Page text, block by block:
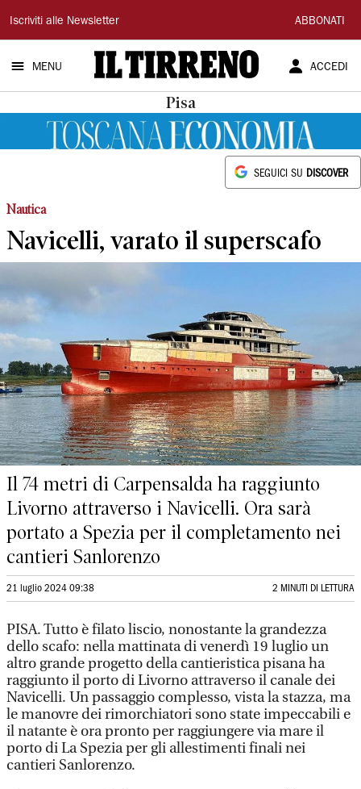
Il
Tirreno
Iscriviti alle Newsletter ABBONATI
MENU ACCEDI
Pisa
SEGUICI SU DISCOVER
Nautica
Navicelli, varato il superscafo
Il 74 metri di Carpensalda ha raggiunto
Livorno attraverso i Navicelli. Ora sarà
portato a Spezia per il completamento nei
cantieri Sanlorenzo
21 luglio 2024 09:38 2 MINUTI DI LETTURA
PISA. Tutto è filato liscio, nonostante la grandezza
dello scafo: nella mattinata di venerdì 19 luglio un
altro grande progetto della cantieristica pisana ha
raggiunto il porto di Livorno attraverso il canale dei
Navicelli. Un passaggio complesso, vista la stazza, ma
le manovre dei rimorchiatori sono state impeccabili e
il natante è ora pronto per raggiungere via mare il
porto di La Spezia per gli allestimenti finali nei
cantieri Sanlorenzo.